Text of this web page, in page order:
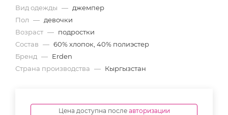
Вид одежды — джемпер
Пол — девочки
Возраст — подростки
Состав — 60% хлопок, 40% полиэстер
Бренд — Erden
Страна производства — Кыргызстан
Цена доступна после авторизации